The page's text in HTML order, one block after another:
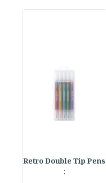
Retro Double Tip Pens
: